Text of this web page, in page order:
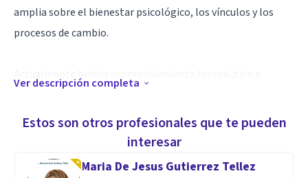
amplia sobre el bienestar psicológico, los vínculos y los
procesos de cambio.
centrada en la singularidad de cada historia. Mi enfoque
combina recursos de distintas corrientes –como la terapia
cognitivo-conductual, las terapias humanistas y la
Ver descripción completa
Estos son otros profesionales que te pueden
interesar
Maria De Jesus Gutierrez Tellez